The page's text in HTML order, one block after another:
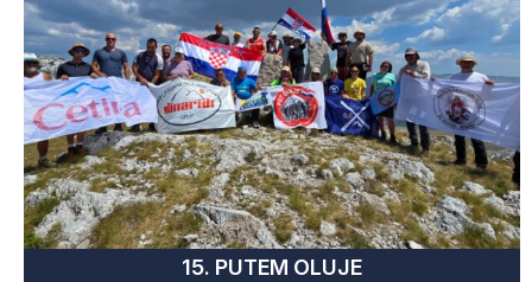
15. PUTEM OLUJE